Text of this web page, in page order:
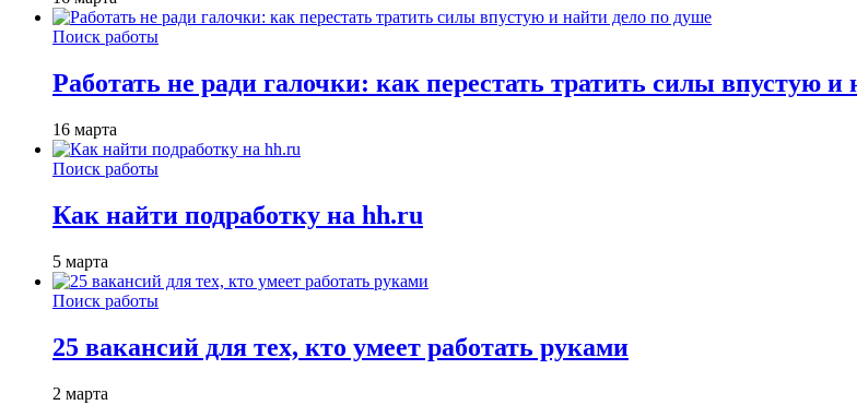
Поиск работы
Работать не ради галочки: как перестать тратить силы впустую и
16 марта
Поиск работы
Как найти подработку на hh.ru
5 марта
Поиск работы
25 вакансий для тех, кто умеет работать руками
2 марта